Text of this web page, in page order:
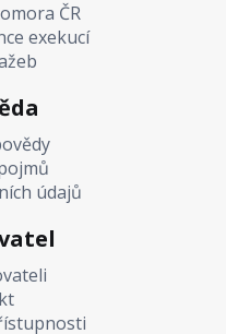
ČR
exekucí
údajů